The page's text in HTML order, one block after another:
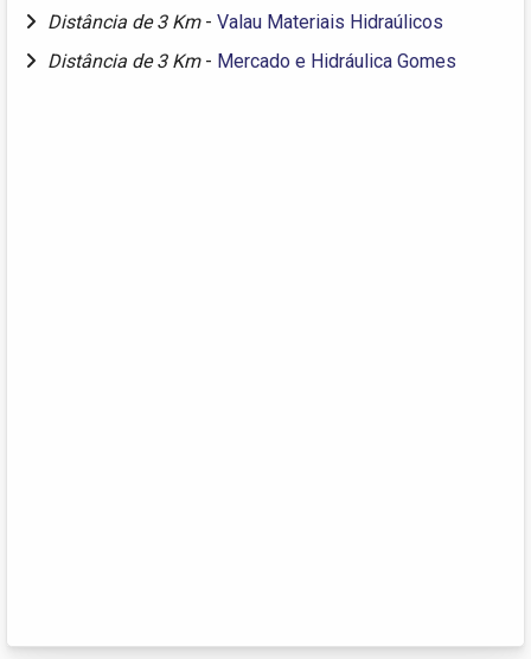
Distância de 3 Km - Valau Materiais Hidraúlicos
Distância de 3 Km - Mercado e Hidráulica Gomes